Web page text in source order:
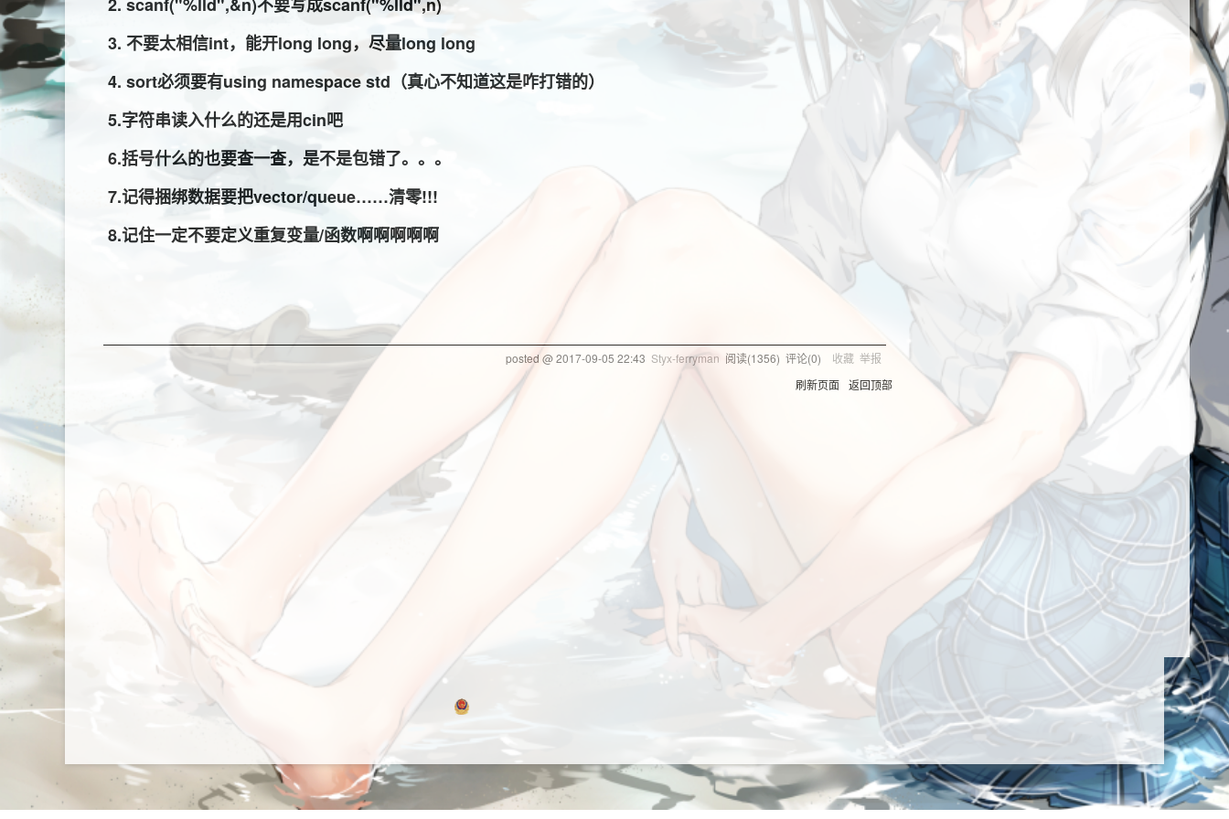
3. 不要太相信int，能开long long，尽量long long
4. sort必须要有using namespace std（真心不知道这是咋打错的）
5.字符串读入什么的还是用cin吧
6.括号什么的也要查一查，是不是包错了。。。
7.记得捆绑数据要把vector/queue……清零!!!
8.记住一定不要定义重复变量/函数啊啊啊啊啊
posted @2017-09-05 22:43 Styx-ferryman 阅读(1356) 评论(0) 收藏 举报
刷新页面
返回顶部
浙ICP备2021040463号-3